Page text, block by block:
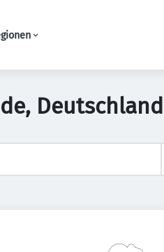
Deutschland